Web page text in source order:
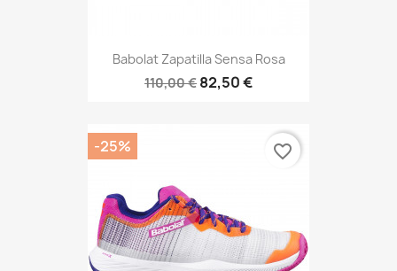
Babolat Zapatilla Sensa Rosa
110,00 € 82,50 €
-25% favorite_border